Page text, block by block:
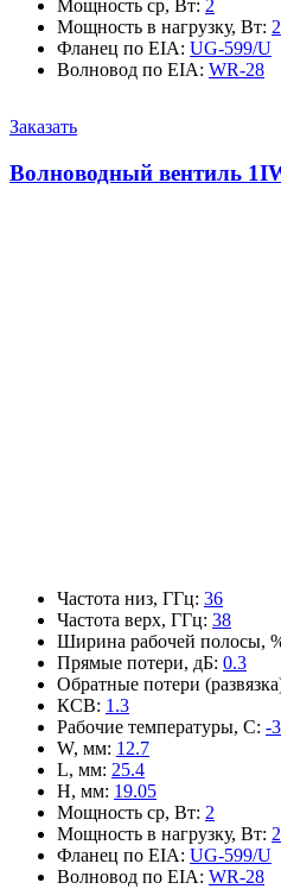
Мощность ср, Вт: 2
Мощность в нагрузку, Вт: 2
Фланец по EIA: UG-599/U
Волновод по EIA: WR-28
Заказать
Волноводный вентиль
Частота низ, ГГц: 36
Частота верх, ГГц: 38
Ширина рабочей полосы,
Прямые потери, дБ: 0.3
Обратные потери
КСВ: 1.3
Рабочие температуры, С: -
W, мм: 12.7
L, мм: 25.4
H, мм: 19.05
Мощность ср, Вт: 2
Мощность в нагрузку, Вт: 2
Фланец по EIA: UG-599/U
Волновод по EIA: WR-28